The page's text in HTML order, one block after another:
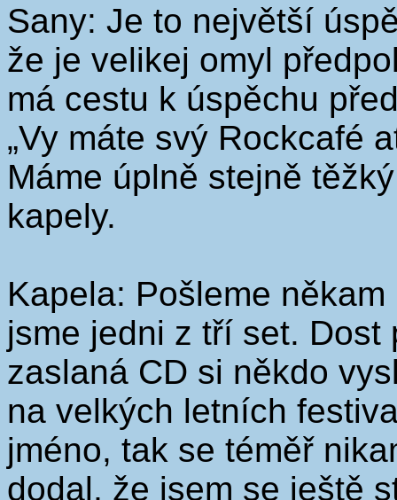
Sany: Je to největší
že je velikej omyl
má cestu k úspěchu
„Vy máte svý Rockcafé
Máme úplně stejně
kapely.
Kapela: Pošleme
jsme jedni z tří set.
zaslaná CD si někdo
na velkých letních
jméno, tak se téměř
dodal, že jsem se ještě